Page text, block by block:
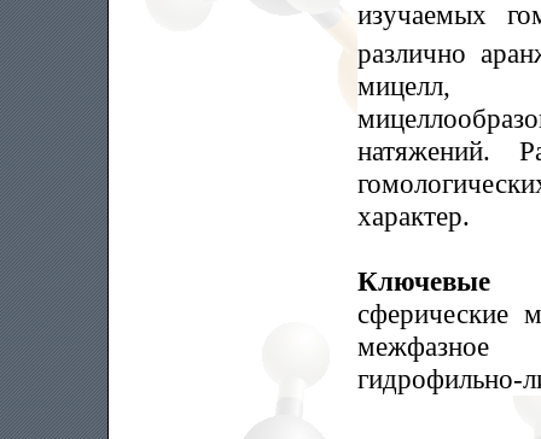
изучаемых
различно
мицелл,
натяжений.
характер.
сферические
межфазное
гидрофильно-